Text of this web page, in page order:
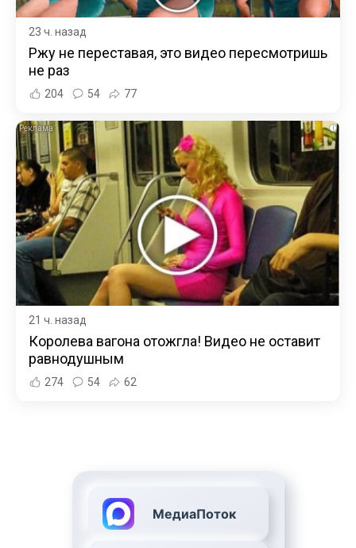
23 ч. назад
Ржу не переставая, это видео пересмотришь
не раз
204 54 77
i
21 ч. назад
Королева вагона отожгла! Видео не оставит
равнодушным
274 54 62
МедиаПоток